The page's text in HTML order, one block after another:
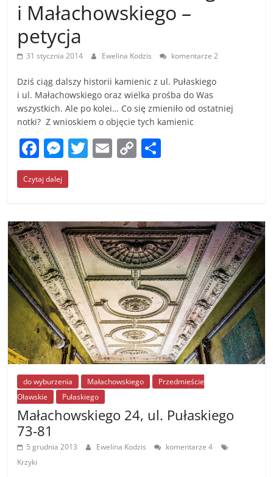
i Małachowskiego –
petycja
31 stycznia 2014 Ewelina Kodzis komentarze 2
Dziś ciąg dalszy historii kamienic z ul. Pułaskiego
i ul. Małachowskiego oraz wielka prośba do Was
wszystkich. Ale po kolei… Co się zmieniło od ostatniej
notki? Z wnioskiem o objęcie tych kamienic
F
a
c
b
o
o
k
M
e
ss
n
g
er
T E C
Li
n
k
Czytaj dalej
do wyburzenia Małachowskiego
Przedmieście
Oławskie
Pułaskiego
Małachowskiego 24, ul. Pułaskiego
73-81
5 grudnia 2013 Ewelina Kodzis
komentarze 4
Krzyki